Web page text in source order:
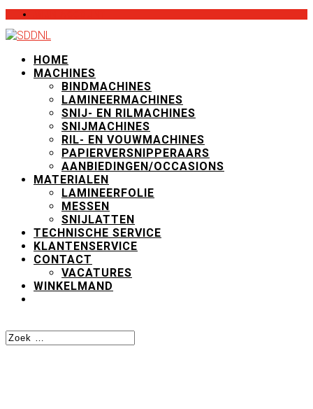
HOME
MACHINES
BINDMACHINES
LAMINEERMACHINES
SNIJ- EN RILMACHINES
SNIJMACHINES
RIL- EN VOUWMACHINES
PAPIERVERSNIPPERAARS
AANBIEDINGEN/OCCASIONS
MATERIALEN
LAMINEERFOLIE
MESSEN
SNIJLATTEN
TECHNISCHE SERVICE
KLANTENSERVICE
CONTACT
VACATURES
WINKELMAND